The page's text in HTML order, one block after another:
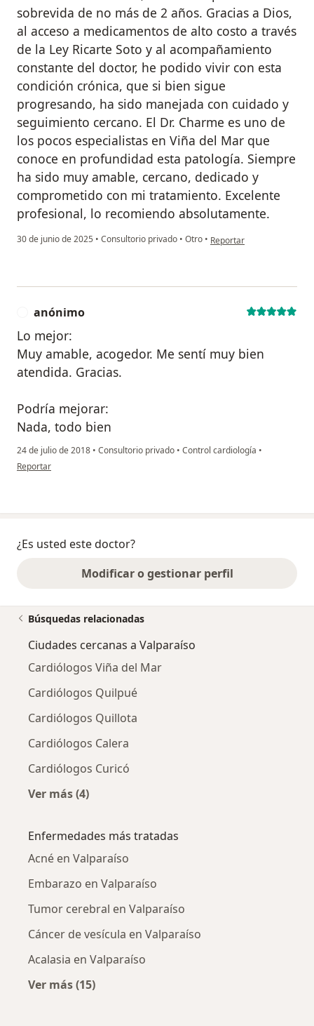
sobrevida de no más de 2 años. Gracias a Dios,
al acceso a medicamentos de alto costo a través
de la Ley Ricarte Soto y al acompañamiento
constante del doctor, he podido vivir con esta
condición crónica, que si bien sigue
progresando, ha sido manejada con cuidado y
seguimiento cercano. El Dr. Charme es uno de
los pocos especialistas en Viña del Mar que
conoce en profundidad esta patología. Siempre
ha sido muy amable, cercano, dedicado y
comprometido con mi tratamiento. Excelente
profesional, lo recomiendo absolutamente.
30 de junio de 2025 • Consultorio privado • Otro • en opinión del usuario
Reportar
anónimo
Lo mejor:
Muy amable, acogedor. Me sentí muy bien
atendida. Gracias.
Podría mejorar:
Nada, todo bien
24 de julio de 2018 • Consultorio privado • Control cardiología •
en opinión del usuario anónimo
Reportar
¿Es usted este doctor?
Modificar o gestionar perfil
Búsquedas relacionadas
Ciudades cercanas a Valparaíso
Cardiólogos Viña del Mar
Cardiólogos Quilpué
Cardiólogos Quillota
Cardiólogos Calera
Cardiólogos Curicó
Ver más (4)
Enfermedades más tratadas
Acné en Valparaíso
Embarazo en Valparaíso
Tumor cerebral en Valparaíso
Cáncer de vesícula en Valparaíso
Acalasia en Valparaíso
Ver más (15)